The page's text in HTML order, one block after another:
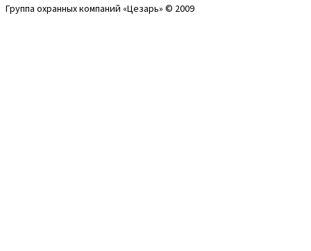
Группа охранных компаний «Цезарь» © 2009